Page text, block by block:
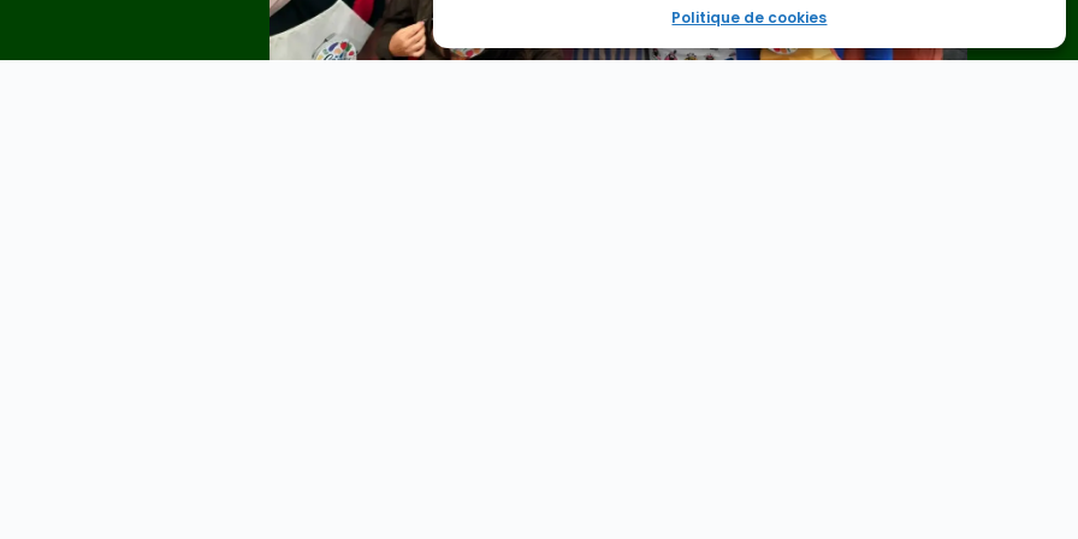
Politique de cookies